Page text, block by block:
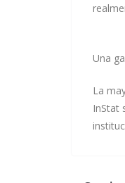
Una
La
InStat